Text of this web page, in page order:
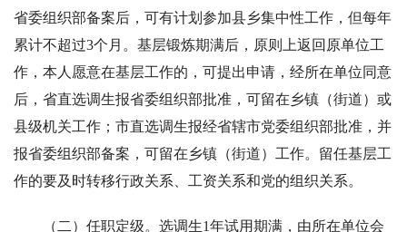
省委组织部备案后，可有计划参加县乡集中性工作，但每年
累计不超过3个月。基层锻炼期满后，原则上返回原单位工
作，本人愿意在基层工作的，可提出申请，经所在单位同意
后，省直选调生报省委组织部批准，可留在乡镇（街道）或
县级机关工作；市直选调生报经省辖市党委组织部批准，并
报省委组织部备案，可留在乡镇（街道）工作。留任基层工
作的要及时转移行政关系、工资关系和党的组织关系。
（二）任职定级。选调生1年试用期满，由所在单位会